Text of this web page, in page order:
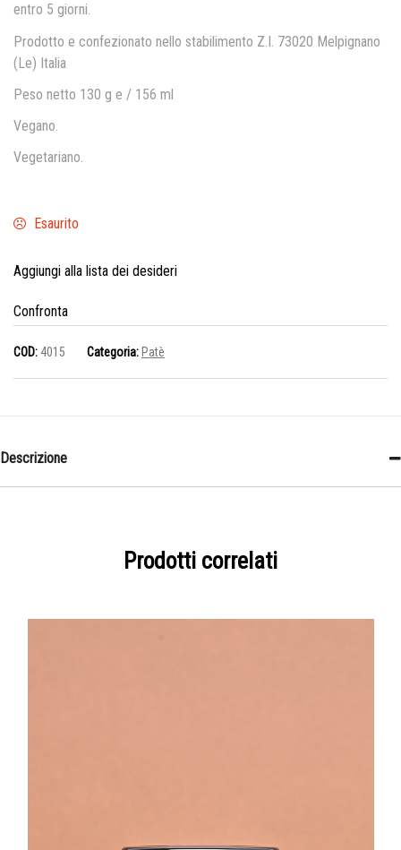
entro 5 giorni.
Prodotto e confezionato nello stabilimento Z.I. 73020 Melpignano
(Le) Italia
Peso netto 130 g e / 156 ml
Vegano.
Vegetariano.
Esaurito
Aggiungi alla lista dei desideri
Confronta
COD: 4015 Categoria:Patè
Descrizione
Prodotti correlati